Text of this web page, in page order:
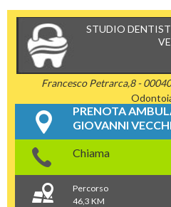
STUDIO
Francesco Petrarca,8 -
PRENOTA
GIOVANNI
Chiama
Percorso
46,3 KM